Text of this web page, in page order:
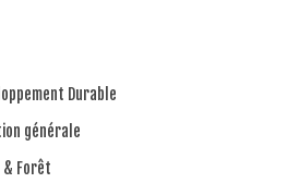
Durable
générale
Forêt